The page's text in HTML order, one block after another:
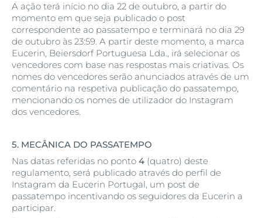
A ação terá início no dia 22 de outubro, a partir do
momento em que seja publicado o post
correspondente ao passatempo e terminará no dia 29
de outubro às 23:59. A partir deste momento, a marca
Eucerin, Beiersdorf Portuguesa Lda., irá selecionar os
vencedores com base nas respostas mais criativas. Os
nomes do vencedores serão anunciados através de um
comentário na respetiva publicação do passatempo,
mencionando os nomes de utilizador do Instagram
dos vencedores.
5. MECÂNICA DO PASSATEMPO
Nas datas referidas no ponto 4 (quatro) deste
regulamento, será publicado através do perfil de
Instagram da Eucerin Portugal, um post de
passatempo incentivando os seguidores da Eucerin a
participar.